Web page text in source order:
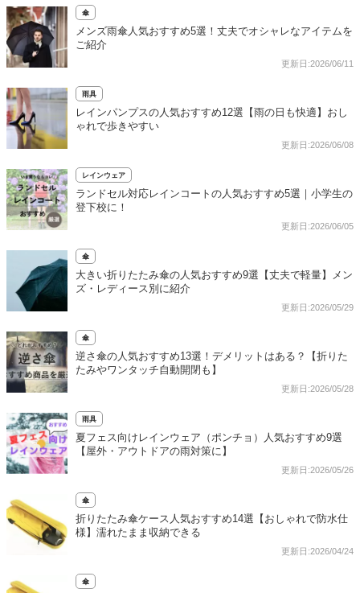
傘
メンズ雨傘人気おすすめ5選！丈夫でオシャレなアイテムを
ご紹介
更新日:2026/06/11
雨具
レインパンプスの人気おすすめ12選【雨の日も快適】おし
ゃれで歩きやすい
更新日:2026/06/08
レインウェア
ランドセル対応レインコートの人気おすすめ5選｜小学生の
登下校に！
更新日:2026/06/05
傘
大きい折りたたみ傘の人気おすすめ9選【丈夫で軽量】メン
ズ・レディース別に紹介
更新日:2026/05/29
傘
逆さ傘の人気おすすめ13選！デメリットはある？【折りた
たみやワンタッチ自動開閉も】
更新日:2026/05/28
雨具
夏フェス向けレインウェア（ポンチョ）人気おすすめ9選
【屋外・アウトドアの雨対策に】
更新日:2026/05/26
傘
折りたたみ傘ケース人気おすすめ14選【おしゃれで防水仕
様】濡れたまま収納できる
更新日:2026/04/24
傘